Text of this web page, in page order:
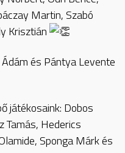
Martin, Szabó
Krisztián
és Pántya Levente
játékosaink: Dobos
Tamás, Hederics
Sponga Márk és